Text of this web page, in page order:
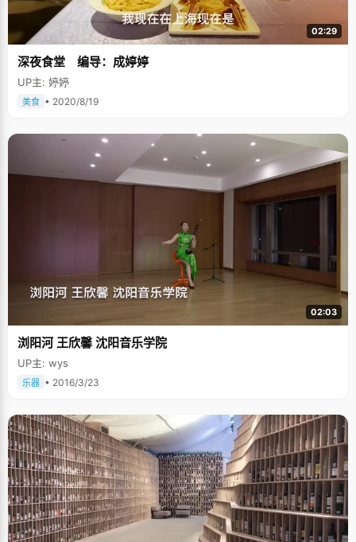
02:29
深夜食堂 编导：成婷婷
UP主: 婷婷
美食 • 2020/8/19
02:03
浏阳河 王欣馨 沈阳音乐学院
UP主: wys
乐器 • 2016/3/23